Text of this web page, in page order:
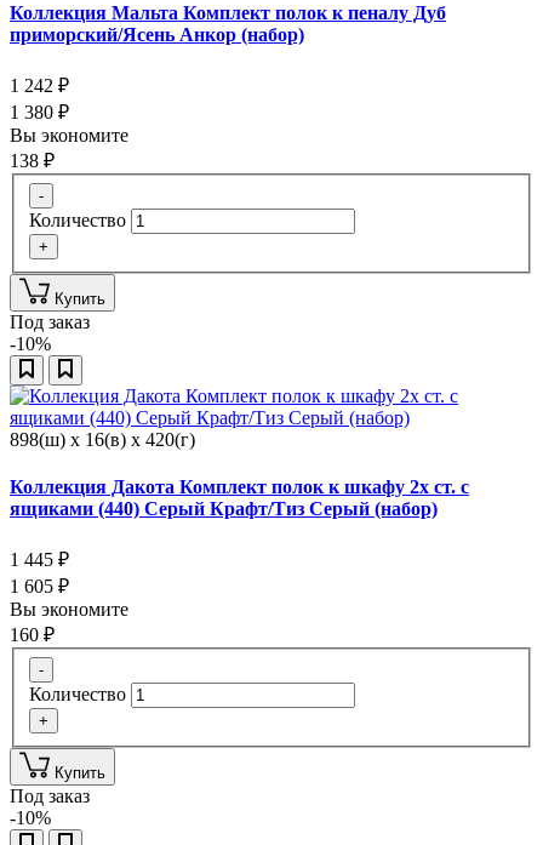
Коллекция Мальта Комплект полок к пеналу Дуб
приморский/Ясень Анкор (набор)
1 242 ₽
1 380 ₽
Вы экономите
138 ₽
-
Количество
+
Купить
Под заказ
-10%
898(ш) x 16(в) x 420(г)
Коллекция Дакота Комплект полок к шкафу 2х ст. с
ящиками (440) Серый Крафт/Тиз Серый (набор)
1 445 ₽
1 605 ₽
Вы экономите
160 ₽
-
Количество
+
Купить
Под заказ
-10%